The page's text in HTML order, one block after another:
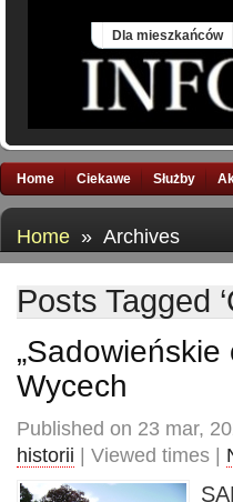
Dla mieszkańców
Home Ciekawe Służby
Home » Archives
Posts Tagged
„Sadowieńskie
Wycech
Published on 23 mar,
historii | Viewed times |